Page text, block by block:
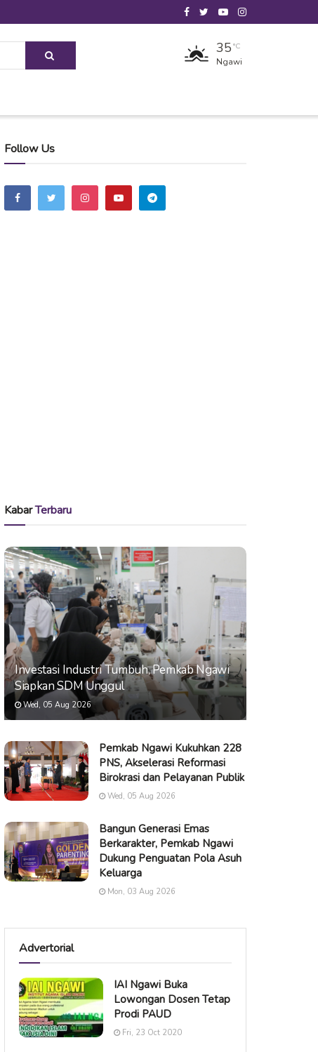
35 °C
Ngawi
Follow Us
KabarTerbaru
Investasi Industri Tumbuh, Pemkab Ngawi
Siapkan SDM Unggul
Wed, 05 Aug 2026
Pemkab Ngawi Kukuhkan 228
PNS, Akselerasi Reformasi
Birokrasi dan Pelayanan Publik
Wed, 05 Aug 2026
Bangun Generasi Emas
Berkarakter, Pemkab Ngawi
Dukung Penguatan Pola Asuh
Keluarga
Mon, 03 Aug 2026
Advertorial
IAI Ngawi Buka
Lowongan Dosen Tetap
Prodi PAUD
Fri, 23 Oct 2020